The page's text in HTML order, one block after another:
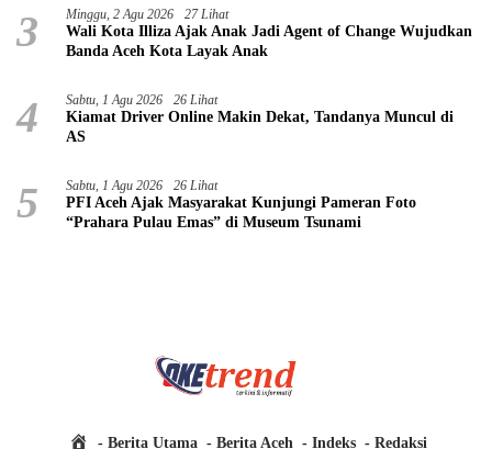
3 Minggu, 2 Agu 2026 27 Lihat
Wali Kota Illiza Ajak Anak Jadi Agent of Change Wujudkan
Banda Aceh Kota Layak Anak
4 Sabtu, 1 Agu 2026 26 Lihat
Kiamat Driver Online Makin Dekat, Tandanya Muncul di
AS
5 Sabtu, 1 Agu 2026 26 Lihat
PFI Aceh Ajak Masyarakat Kunjungi Pameran Foto
“Prahara Pulau Emas” di Museum Tsunami
H Berita Utama Berita Aceh Indeks Redaksi